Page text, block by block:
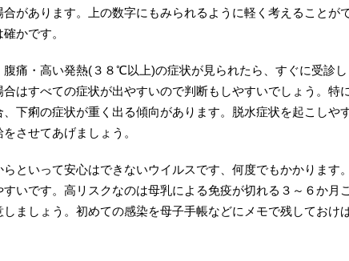
合があります。上の数字にもみられるように軽く考えることが
かです。
腹痛・高い発熱(３８℃以上)の症状が見られたら、すぐに受診
合はすべての症状が出やすいので判断もしやすいでしょう。特
、下痢の症状が重く出る傾向があります。脱水症状を起こしや
させてあげましょう。
といって安心はできないウイルスです、何度でもかかります
いです。高リスクなのは母乳による免疫が切れる３～６か月
ましょう。初めての感染を母子手帳などにメモで残しておけ